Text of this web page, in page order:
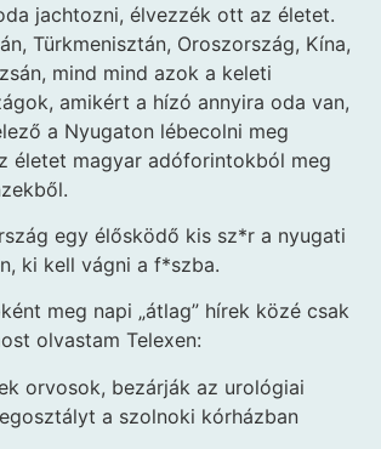
jachtozni, élvezzék ott az életet.
Türkmenisztán, Oroszország, Kína,
mind mind azok a keleti
amikért a hízó annyira oda van,
a Nyugaton lébecolni meg
életet magyar adóforintokból meg
egy élősködő kis sz*r a nyugati
ki kell vágni a f*szba.
meg napi „átlag” hírek közé csak
olvastam Telexen:
orvosok, bezárják az urológiai
a szolnoki kórházban